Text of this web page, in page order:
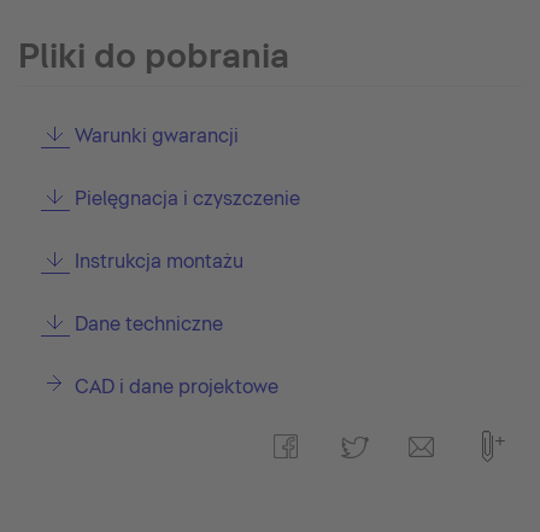
Pliki do pobrania
Warunki gwarancji
Pielęgnacja i czyszczenie
Instrukcja montażu
Dane techniczne
CAD i dane projektowe